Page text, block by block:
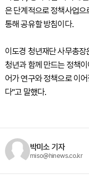
은 단계적으로 정책사업으
통해 공유할 방침이다.
이도경 청년재단 사무총장
청년과 함께 만드는 정책
어가 연구와 정책으로 이
다"고 말했다.
박미소 기자
miso@hinews.co.kr